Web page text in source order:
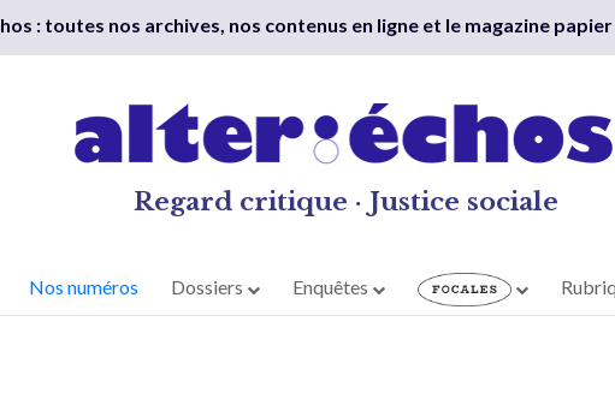
: toutes nos archives, nos contenus en ligne et le magazine papier
Regard critique · Justice sociale
Nos numéros Dossiers Enquêtes